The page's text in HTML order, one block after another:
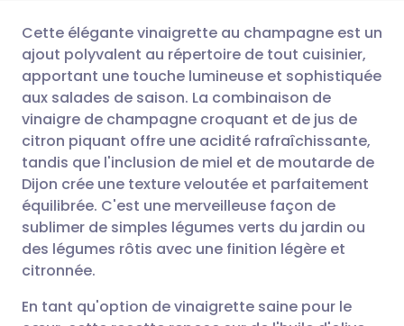
Partager par email
Partager sur Facebook
Partager via LinkedIn
Partager via X
🇬🇧 English 🇩🇪 Deutsch
🇪🇸 Español 🇫🇷 Français
🇮🇹 Italiano 🇵🇹
🇮🇳 हिन्दी 🇮🇱 עברית
Cette élégante vinaigrette au champagne est un
ajout polyvalent au répertoire de tout cuisinier,
apportant une touche lumineuse et sophistiquée
aux salades de saison. La combinaison de
vinaigre de champagne croquant et de jus de
citron piquant offre une acidité rafraîchissante,
tandis que l'inclusion de miel et de moutarde de
Dijon crée une texture veloutée et parfaitement
équilibrée. C'est une merveilleuse façon de
sublimer de simples légumes verts du jardin ou
des légumes rôtis avec une finition légère et
citronnée.
En tant qu'option de vinaigrette saine pour le